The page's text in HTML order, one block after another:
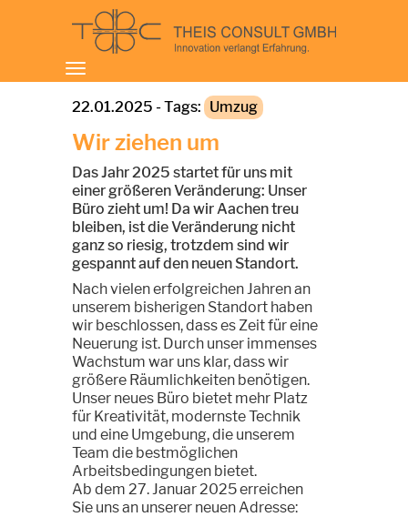
Toggle
navigation
22.01.2025 - Tags: Umzug
Wir ziehen um
Das Jahr 2025 startet für uns mit
einer größeren Veränderung: Unser
Büro zieht um! Da wir Aachen treu
bleiben, ist die Veränderung nicht
ganz so riesig, trotzdem sind wir
gespannt auf den neuen Standort.
Nach vielen erfolgreichen Jahren an
unserem bisherigen Standort haben
wir beschlossen, dass es Zeit für eine
Neuerung ist. Durch unser immenses
Wachstum war uns klar, dass wir
größere Räumlichkeiten benötigen.
Unser neues Büro bietet mehr Platz
für Kreativität, modernste Technik
und eine Umgebung, die unserem
Team die bestmöglichen
Arbeitsbedingungen bietet.
Ab dem 27. Januar 2025 erreichen
Sie uns an unserer neuen Adresse: